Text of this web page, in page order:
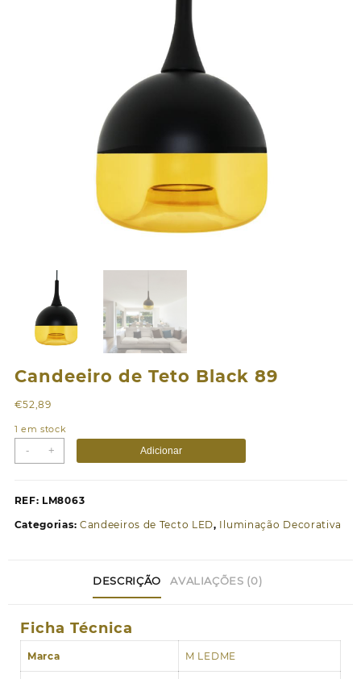
Candeeiro de Teto Black 89
€52,89
1 em stock
-
Quantidade
de
de
Black
+ Adicionar
REF: LM8063
Categorias: Candeeiros de Tecto LED, Iluminação Decorativa
DESCRIÇÃO AVALIAÇÕES (0)
Ficha Técnica
Marca M LEDME